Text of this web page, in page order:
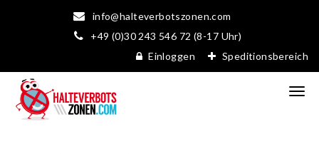
info@halteverbotszonen.com
+49 (0)30 243 546 72 (8-17 Uhr)
Einloggen
Speditionsbereich